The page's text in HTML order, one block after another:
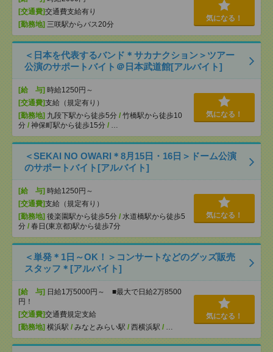
[交通費]交通費支給有り
[勤務地] 三咲駅からバス20分
気になる！
＜日本を代表するバンド＊サカナクション＞ツアー
公演のサポートバイト＠日本武道館[アルバイト]
[給 与] 時給1250円～
[交通費]支給（規定有り）
[勤務地] 九段下駅から徒歩5分 / 竹橋駅から徒歩10
分 / 神保町駅から徒歩15分 / …
気になる！
＜SEKAI NO OWARI＊8月15日・16日＞ドーム公演
のサポートバイト[アルバイト]
[給 与] 時給1250円～
[交通費]支給（規定有り）
[勤務地] 後楽園駅から徒歩5分 / 水道橋駅から徒歩5
分 / 春日(東京都)駅から徒歩7分
気になる！
＜単発＊1日～OK！＞コンサートなどのグッズ販売
スタッフ＊[アルバイト]
[給 与] 日給1万5000円～ ■最大で日給2万8500
円！
[交通費]交通費規定支給
[勤務地] 横浜駅 / みなとみらい駅 / 西横浜駅 / …
気になる！